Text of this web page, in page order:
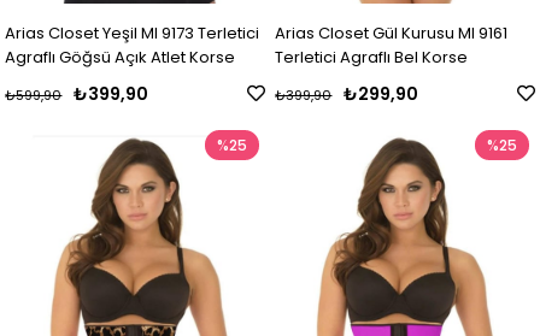
Arias Closet Yeşil MI 9173 Terletici
Agraflı Göğsü Açık Atlet Korse
₺399,90
₺599,90
Arias Closet Gül Kurusu MI 9161
Terletici Agraflı Bel Korse
₺299,90
₺399,90
%25 %25